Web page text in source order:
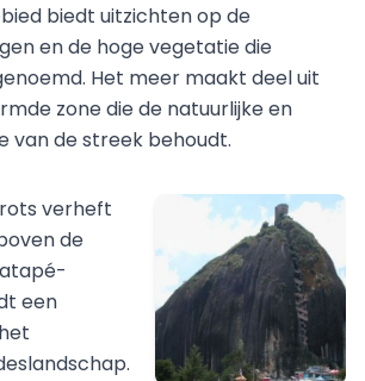
biedt uitzichten op de
en de hoge vegetatie die
Het meer maakt deel uit
zone die de natuurlijke en
van de streek behoudt.
verheft
de
een